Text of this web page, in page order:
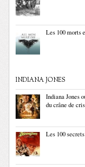
Les 100 morts
INDIANA JONES
Indiana Jones
du crâne de
Les 100